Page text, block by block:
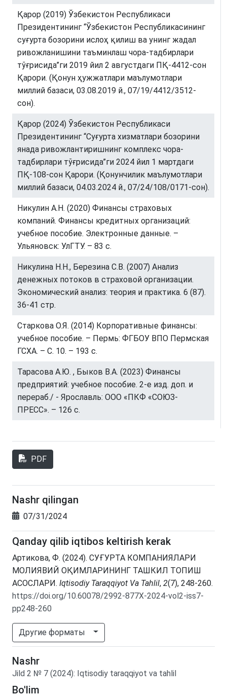
Қарор (2019) Ўзбекистон Республикаси
Президентининг “Ўзбекистон Республикасининг
суғурта бозорини ислоҳ қилиш ва унинг жадал
ривожланишини таъминлаш чора-тадбирлари
тўғрисида”ги 2019 йил 2 августдаги ПҚ-4412-сон
Қарори. (Қонун ҳужжатлари маълумотлари
миллий базаси, 03.08.2019 й., 07/19/4412/3512-
сон).
Қарор (2024) Ўзбекистон Республикаси
Президентининг “Суғурта хизматлари бозорини
янада ривожлантиришнинг комплекс чора-
тадбирлари тўғрисида”ги 2024 йил 1 мартдаги
ПҚ-108-сон Қарори. (Қонунчилик маълумотлари
миллий базаси, 04.03.2024 й., 07/24/108/0171-сон).
Никулин А.Н. (2020) Финансы страховых
компаний. Финансы кредитных организаций:
учебное пособие. Электронные данные. –
Ульяновск: УлГТУ. – 83 с.
Никулина Н.Н., Березина С.В. (2007) Анализ
денежных потоков в страховой организации.
Экономический анализ: теория и практика. 6 (87).
36-41 стр.
Старкова О.Я. (2014) Корпоративные финансы:
учебное пособие. – Пермь: ФГБОУ ВПО Пермская
ГСХА. – С. 10. – 193 с.
Тарасова А.Ю. , Быков В.А. (2023) Финансы
предприятий: учебное пособие. 2-е изд. доп. и
перераб./ - Ярославль: ООО «ПКФ «СОЮЗ-
ПРЕСС». – 126 с.
PDF
Nashr qilingan
07/31/2024
Qanday qilib iqtibos keltirish kerak
Артикова, Ф. (2024). СУҒУРТА КОМПАНИЯЛАРИ
МОЛИЯВИЙ ОҚИМЛАРИНИНГ ТАШКИЛ ТОПИШ
АСОСЛАРИ. Iqtisodiy Taraqqiyot Va Tahlil, 2(7), 248-260.
https://doi.org/10.60078/2992-877X-2024-vol2-iss7-
pp248-260
Другие форматы
Nashr
Jild 2 № 7 (2024): Iqtisodiy taraqqiyot va tahlil
Bo'lim